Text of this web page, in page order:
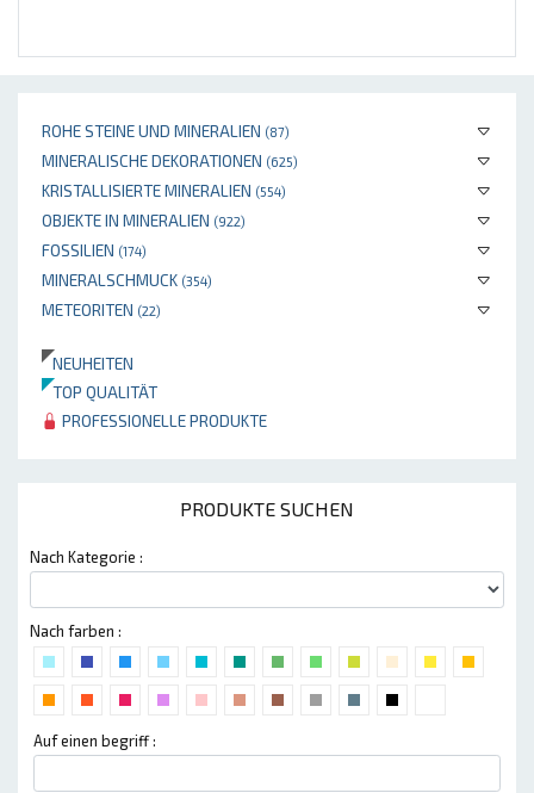
ROHE STEINE UND MINERALIEN (87)
MINERALISCHE DEKORATIONEN (625)
KRISTALLISIERTE MINERALIEN (554)
OBJEKTE IN MINERALIEN (922)
FOSSILIEN (174)
MINERALSCHMUCK (354)
METEORITEN (22)
NEUHEITEN
TOP QUALITÄT
PROFESSIONELLE PRODUKTE
PRODUKTE SUCHEN
Nach Kategorie :
Nach farben :
Auf einen begriff :